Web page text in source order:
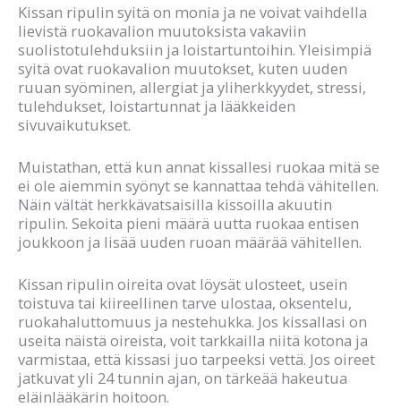
Kissan ripulin syitä on monia ja ne voivat vaihdella
lievistä ruokavalion muutoksista vakaviin
suolistotulehduksiin ja loistartuntoihin. Yleisimpiä
syitä ovat ruokavalion muutokset, kuten uuden
ruuan syöminen, allergiat ja yliherkkyydet, stressi,
tulehdukset, loistartunnat ja lääkkeiden
sivuvaikutukset.
Muistathan, että kun annat kissallesi ruokaa mitä se
ei ole aiemmin syönyt se kannattaa tehdä vähitellen.
Näin vältät herkkävatsaisilla kissoilla akuutin
ripulin. Sekoita pieni määrä uutta ruokaa entisen
joukkoon ja lisää uuden ruoan määrää vähitellen.
Kissan ripulin oireita ovat löysät ulosteet, usein
toistuva tai kiireellinen tarve ulostaa, oksentelu,
ruokahaluttomuus ja nestehukka. Jos kissallasi on
useita näistä oireista, voit tarkkailla niitä kotona ja
varmistaa, että kissasi juo tarpeeksi vettä. Jos oireet
jatkuvat yli 24 tunnin ajan, on tärkeää hakeutua
eläinlääkärin hoitoon.